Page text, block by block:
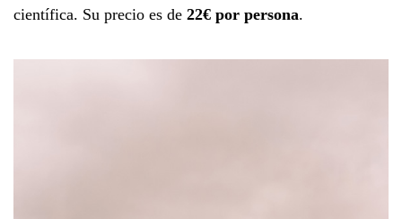
científica. Su precio es de 22€ por persona.